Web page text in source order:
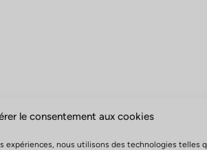
le consentement aux cookies
expériences, nous utilisons des technologies telles